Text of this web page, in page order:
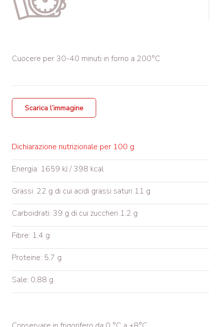
Cuocere per 30-40 minuti in forno a 200°C
Scarica l’immagine
Dichiarazione nutrizionale per 100 g
Energia: 1659 kJ / 398 kcal
Grassi: 22 g di cui acidi grassi saturi 11 g
Carboidrati: 39 g di cui zuccheri 1,2 g
Fibre: 1,4 g
Proteine: 5,7 g
Sale: 0,88 g